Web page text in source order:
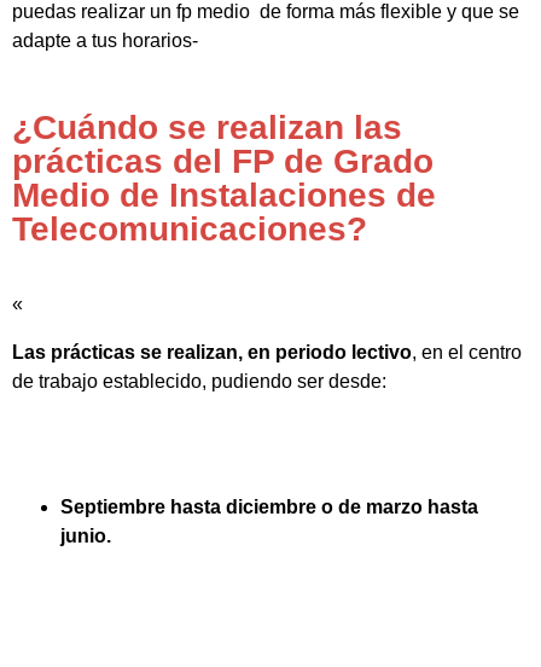
puedas realizar un fp medio de forma más flexible y que se
adapte a tus horarios-
¿Cuándo se realizan las
prácticas del FP de Grado
Medio de Instalaciones de
Telecomunicaciones?
«
Las prácticas se realizan, en periodo lectivo, en el centro
de trabajo establecido, pudiendo ser desde:
Septiembre hasta diciembre o de marzo hasta
junio.